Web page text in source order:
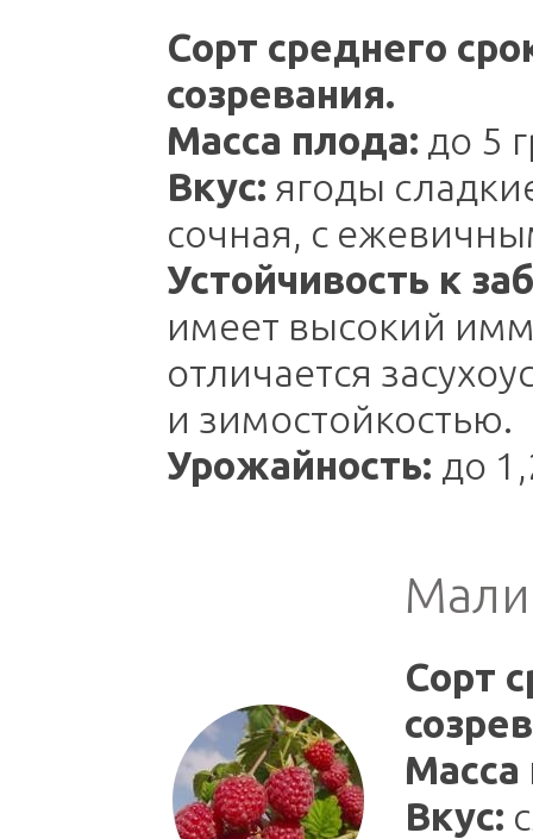
Сорт среднего
созревания.
Масса плода: до 5
Вкус: ягоды
сочная, с
Устойчивость к
имеет высокий
отличается
и зимостойкостью.
Урожайность: до
Сорт
Масса
Вкус: